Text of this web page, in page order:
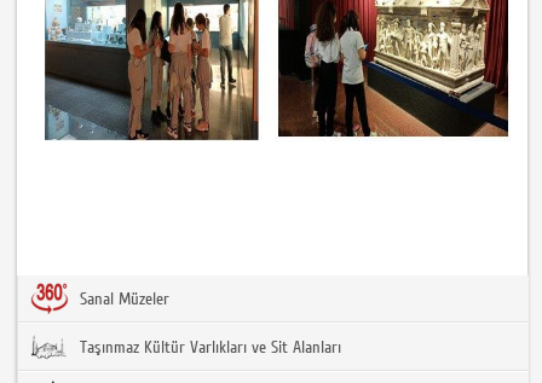
Sanal Müzeler
Taşınmaz Kültür Varlıkları ve Sit Alanları